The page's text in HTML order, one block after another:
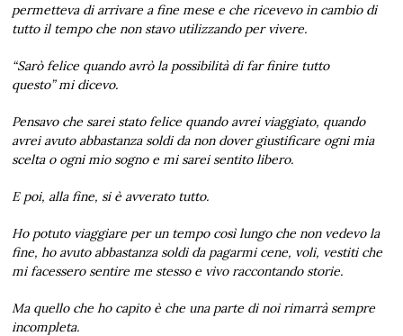
permetteva di arrivare a fine mese e che ricevevo in cambio di
tutto il tempo che non stavo utilizzando per vivere.
“Sarò felice quando avrò la possibilità di far finire tutto
questo” mi dicevo.
Pensavo che sarei stato felice quando avrei viaggiato, quando
avrei avuto abbastanza soldi da non dover giustificare ogni mia
scelta o ogni mio sogno e mi sarei sentito libero.
E poi, alla fine, si è avverato tutto.
Ho potuto viaggiare per un tempo così lungo che non vedevo la
fine, ho avuto abbastanza soldi da pagarmi cene, voli, vestiti che
mi facessero sentire me stesso e vivo raccontando storie.
Ma quello che ho capito è che una parte di noi rimarrà sempre
incompleta.